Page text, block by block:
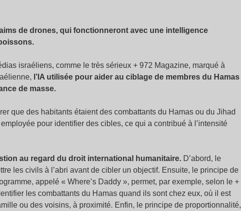
de drones, qui fonctionneront avec une intelligence
israéliens, comme le très sérieux + 972 Magazine, marqué à
l’IA utilisée pour aider au ciblage de membres du Hamas
de masse.
que des habitants étaient des combattants du Hamas ou du Jihad
pour identifier des cibles, ce qui a contribué à l’intensité
au regard du droit international humanitaire. D’abord, le
les civils à l’abri avant de cibler un objectif. Ensuite, le principe de
appelé « Where’s Daddy », permet, par exemple, selon le +
les combattants du Hamas quand ils sont chez eux, où il est
ou des voisins, à proximité. Enfin, le principe de proportionnalité,